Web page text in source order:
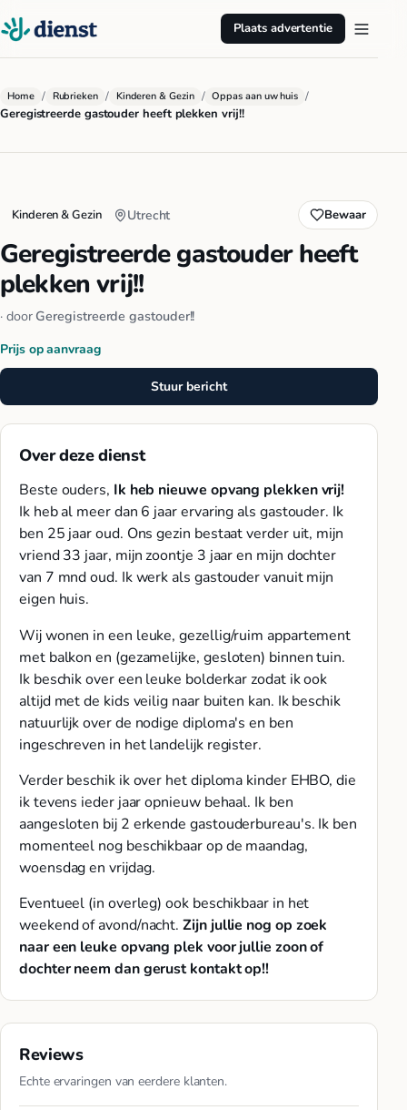
Plaats advertentie
Home / Rubrieken / Kinderen & Gezin / Oppas aan uw huis /
Geregistreerde gastouder heeft plekken vrij!!
Kinderen & Gezin Utrecht Bewaar
Geregistreerde gastouder heeft
plekken vrij!!
· door Geregistreerde gastouder!!
Prijs op aanvraag
Stuur bericht
Over deze dienst
Beste ouders, Ik heb nieuwe opvang plekken vrij!
Ik heb al meer dan 6 jaar ervaring als gastouder. Ik
ben 25 jaar oud. Ons gezin bestaat verder uit, mijn
vriend 33 jaar, mijn zoontje 3 jaar en mijn dochter
van 7 mnd oud. Ik werk als gastouder vanuit mijn
eigen huis.
Wij wonen in een leuke, gezellig/ruim appartement
met balkon en (gezamelijke, gesloten) binnen tuin.
Ik beschik over een leuke bolderkar zodat ik ook
altijd met de kids veilig naar buiten kan. Ik beschik
natuurlijk over de nodige diploma's en ben
ingeschreven in het landelijk register.
Verder beschik ik over het diploma kinder EHBO, die
ik tevens ieder jaar opnieuw behaal. Ik ben
aangesloten bij 2 erkende gastouderbureau's. Ik ben
momenteel nog beschikbaar op de maandag,
woensdag en vrijdag.
Eventueel (in overleg) ook beschikbaar in het
weekend of avond/nacht.Zijn jullie nog op zoek
naar een leuke opvang plek voor jullie zoon of
dochter neem dan gerust kontakt op!!
Reviews
Echte ervaringen van eerdere klanten.